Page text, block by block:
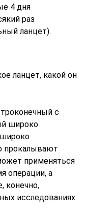
4 дня
раз
ланцет).
ланцет, какой он
с
широко
прокалывают
применяться
операции, а
конечно,
исследованиях